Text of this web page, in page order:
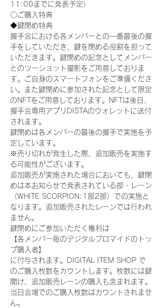
11:00までに発表予定）
〇ご購入特典
◆鍵閉め特典
握手会における各メンバーとの一番最後の握
手をしていただき、鍵を閉める役割を担って
いただきます。鍵閉めの記念としてメンバー
とのツーショット撮影をご用意しておりま
す。ご自身のスマートフォンをご準備くださ
い。また鍵閉めに参加された記念として限定
のNFTをご用意しております。NFTは後日、
握手会専用アプリDISTAのウォレットに送付
されます。
鍵閉めは各メンバーの最後の握手で実施を予
定しています。
※売り切れが発生した際、追加販売を実施す
る可能性がございます。
追加販売が実施された場合においても、鍵閉
めは本お知らせで発表されている部・レーン
（WHITE SCORPION:1部2部）での実施と
なります。追加販売されたレーンでは行われ
ません。
鍵閉めにご参加いただく権利は
【各メンバー毎のデジタルブロマイドのトッ
プ購入者】
に付与されます。DIGITAL ITEM SHOP で
のご購入枚数をカウントします。枚数には鍵
開け、追加販売レーンの購入も含まれます。
当日会場でのご購入枚数はカウントされませ
ん。